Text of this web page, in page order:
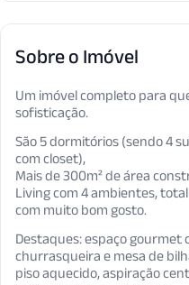
Sobre o Imóvel
Um imóvel completo para
sofisticação.
São 5 dormitórios (sendo 4
com closet),
Mais de 300m² de área
Living com 4 ambientes,
com muito bom gosto.
Destaques: espaço gourmet
churrasqueira e mesa de
piso aquecido, aspiração